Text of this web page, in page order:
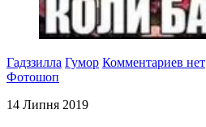
Гадззилла Гумор Комментариев нет
Фотошоп
14 Липня 2019